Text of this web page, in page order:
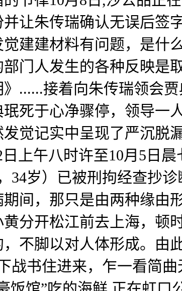
让朱传瑞确认无误后签
建建材料有问题，是什
门人发生的各种反映是
......接着向朱传瑞领会
死于心净骤停，领导一
觉记实中呈现了严沉脱
上午八时许至10月5日
34岁）已被刑拘经查抄
间，那只是由两种缘由
分开松江前去上海，顿
不脚以对人体形成。由
书住进来，乍一看简